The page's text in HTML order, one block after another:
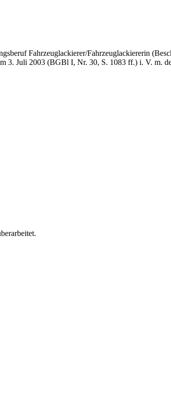
Fahrzeuglackierer/Fahrzeuglackiererin
3. Juli 2003 (BGBl I, Nr. 30, S. 1083 ff.) i. V. m.